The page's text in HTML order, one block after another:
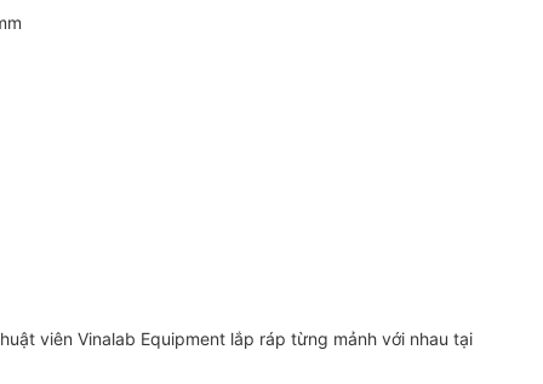
viên Vinalab Equipment lắp ráp từng mảnh với nhau tại